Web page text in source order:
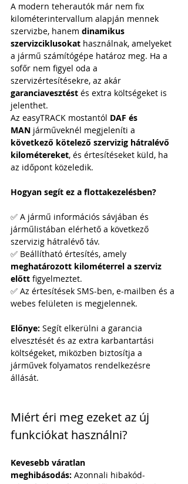
A modern teherautók már nem fix
kilométerintervallum alapján mennek
szervizbe, hanem dinamikus
szervizciklusokat használnak, amelyeket
a jármű számítógépe határoz meg. Ha a
sofőr nem figyel oda a
szervizértesítésekre, az akár
garanciavesztést és extra költségeket is
jelenthet.
Az easyTRACK mostantól DAF és
MAN járműveknél megjeleníti a
következő kötelező szervizig hátralévő
kilométereket, és értesítéseket küld, ha
az időpont közeledik.
Hogyan segít ez a flottakezelésben?
✅ A jármű információs sávjában és
járműlistában elérhető a következő
szervizig hátralévő táv.
✅ Beállítható értesítés, amely
meghatározott kilométerrel a szerviz
előtt figyelmeztet.
✅ Az értesítések SMS-ben, e-mailben és a
webes felületen is megjelennek.
Előnye: Segít elkerülni a garancia
elvesztését és az extra karbantartási
költségeket, miközben biztosítja a
járművek folyamatos rendelkezésre
állását.
Miért éri meg ezeket az új
funkciókat használni?
Kevesebb váratlan
meghibásodás: Azonnali hibakód-